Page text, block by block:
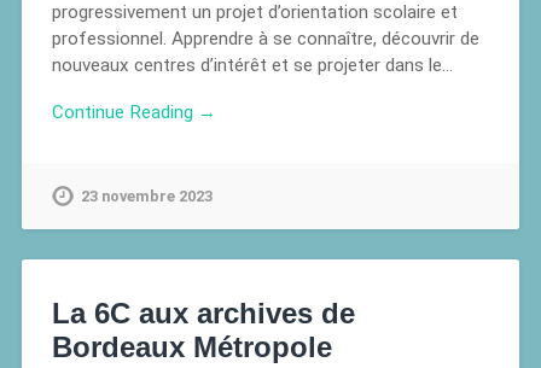
progressivement un projet d’orientation scolaire et
professionnel. Apprendre à se connaître, découvrir de
nouveaux centres d’intérêt et se projeter dans le…
Continue Reading →
23 novembre 2023
La 6C aux archives de
Bordeaux Métropole